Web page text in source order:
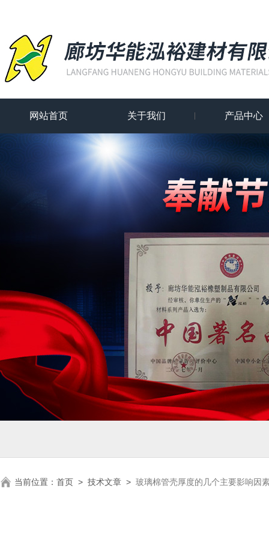
网站首页 关于我们 产品中心
当前位置： 首页 > 技术文章 > 玻璃棉管壳厚度的几个主要影响因